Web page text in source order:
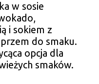
w sosie
i sokiem z
do smaku.
opcja dla
smaków.